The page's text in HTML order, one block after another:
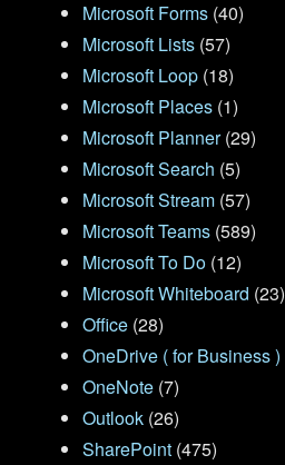
Microsoft Forms (40)
Microsoft Lists (57)
Microsoft Loop (18)
Microsoft Places (1)
Microsoft Planner(29)
Microsoft Search (5)
Microsoft Stream (57)
Microsoft Teams (589)
Microsoft To Do (12)
Microsoft Whiteboard (23)
Office (28)
OneDrive ( for Business )
OneNote (7)
Outlook (26)
SharePoint (475)